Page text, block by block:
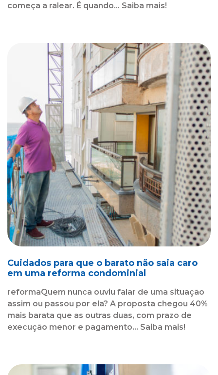
começa a ralear. É quando... Saiba mais!
Cuidados para que o barato não saia caro
em uma reforma condominial
reformaQuem nunca ouviu falar de uma situação
assim ou passou por ela? A proposta chegou 40%
mais barata que as outras duas, com prazo de
execução menor e pagamento... Saiba mais!